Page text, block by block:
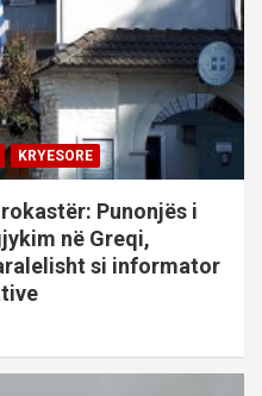
KRYESORE
Punonjës i
në Greqi,
si informator